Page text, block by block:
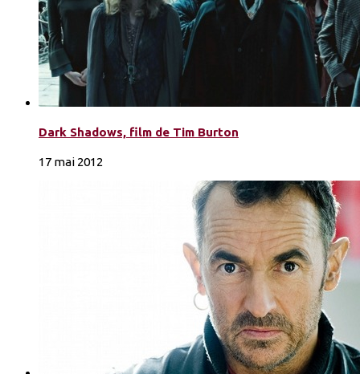
Dark Shadows, film de Tim Burton
17 mai 2012